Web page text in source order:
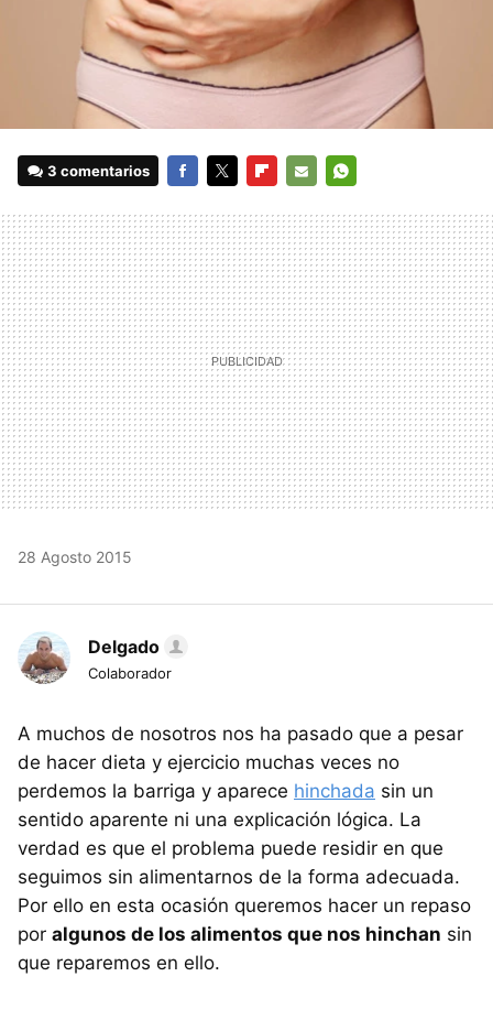
3 comentarios
MAIL
28 Agosto 2015
Delgado
Colaborador
A muchos de nosotros nos ha pasado que a pesar
de hacer dieta y ejercicio muchas veces no
perdemos la barriga y aparece hinchada sin un
sentido aparente ni una explicación lógica. La
verdad es que el problema puede residir en que
seguimos sin alimentarnos de la forma adecuada.
Por ello en esta ocasión queremos hacer un repaso
por algunos de los alimentos que nos hinchan sin
que reparemos en ello.